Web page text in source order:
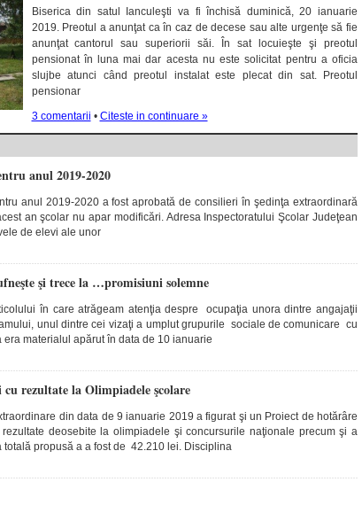
Biserica din satul Ianculeşti va fi închisă duminică, 20 ianuarie
2019. Preotul a anunţat ca în caz de decese sau alte urgenţe să fie
anunţat cantorul sau superiorii săi. În sat locuieşte şi preotul
pensionat în luna mai dar acesta nu este solicitat pentru a oficia
slujbe atunci când preotul instalat este plecat din sat. Preotul
pensionar
3 comentarii • Citeste in continuare »
anul 2019-2020
anul 2019-2020 a fost aprobată de consilieri în şedinţa extraordinară
an şcolar nu apar modificări. Adresa Inspectoratului Şcolar Judeţean
de elevi ale unor
şi trece la …promisiuni solemne
în care atrăgeam atenţia despre ocupaţia unora dintre angajaţii
unul dintre cei vizaţi a umplut grupurile sociale de comunicare cu
era materialul apărut în data de 10 ianuarie
rezultate la Olimpiadele şcolare
din data de 9 ianuarie 2019 a figurat şi un Proiect de hotărâre
deosebite la olimpiadele şi concursurile naţionale precum şi a
propusă a a fost de 42.210 lei. Disciplina